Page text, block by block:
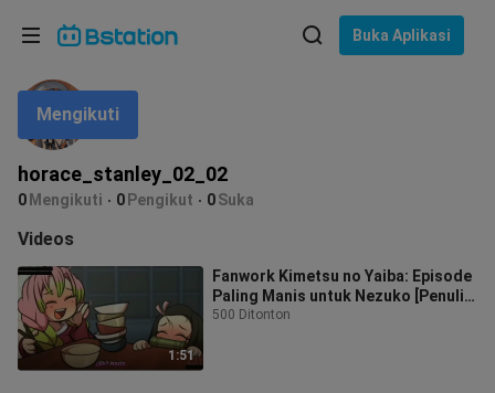
Buka Aplikasi
horace_stanley_02_02
0 Mengikuti 0 Pengikut 0Suka
Mengikuti
Videos
1:51
Fanwork Kimetsu no Yaiba: Episode
Paling Manis untuk Nezuko [Penulis:
SemiDraws]
500 Ditonton
Bahasa: Bahasa Indonesia
Pilih bahasa
English
ภาษาไทย
Tiếng Việt
Bahasa Melayu